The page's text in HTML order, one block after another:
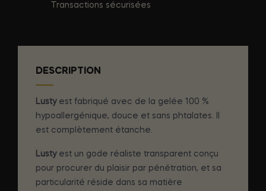
Transactions sécurisées
DESCRIPTION
Lustyest fabriqué avec de la gelée 100 %
hypoallergénique, douce et sans phtalates. Il
est complètement étanche.
Lustyest un gode réaliste transparent conçu
pour procurer du plaisir par pénétration, et sa
particularité réside dans sa matière